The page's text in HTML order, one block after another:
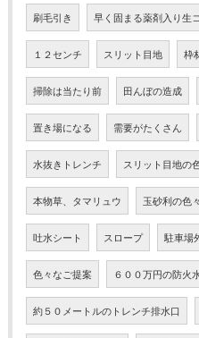
刷毛引き 早く固まる薬剤入り生
１２センチ スリット目地 枠
掃除は当たり前 田んぼの造成
置き場になる 需要がたくさん
水抜きトレンチ スリット目地の
本物草、タマリュウ 玉砂利の色々
吐水シート スロープ 駐車場
色々なご提案 ６００万円の防火
約５０メートルのトレンチ排水口